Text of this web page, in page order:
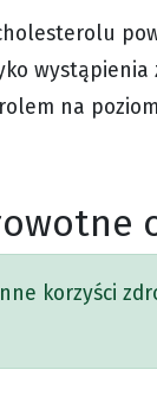
wystąpienia
na
korzyści